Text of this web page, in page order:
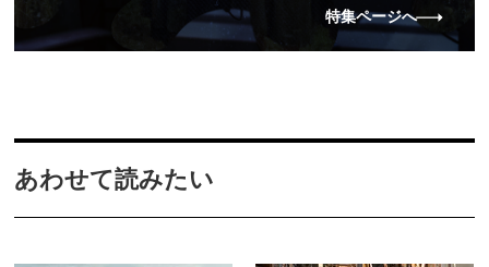
特集ページへ
あわせて読みたい